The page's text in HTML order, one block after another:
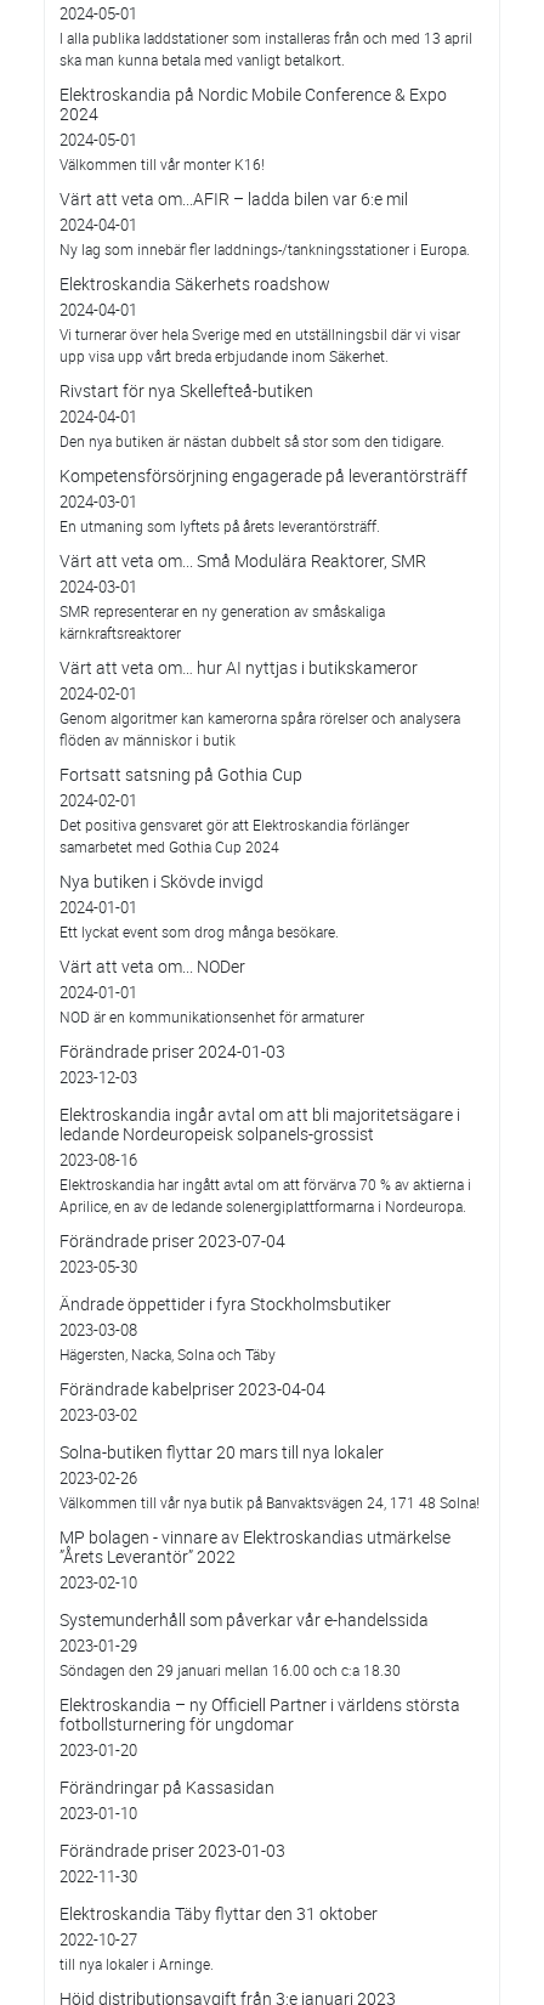
2024-05-01
I alla publika laddstationer som installeras från och med 13 april
ska man kunna betala med vanligt betalkort.
Elektroskandia på Nordic Mobile Conference & Expo
2024
2024-05-01
Välkommen till vår monter K16!
Värt att veta om...AFIR – ladda bilen var 6:e mil
2024-04-01
Ny lag som innebär fler laddnings-/tankningsstationer i Europa.
Elektroskandia Säkerhets roadshow
2024-04-01
Vi turnerar över hela Sverige med en utställningsbil där vi visar
upp visa upp vårt breda erbjudande inom Säkerhet.
Rivstart för nya Skellefteå-butiken
2024-04-01
Den nya butiken är nästan dubbelt så stor som den tidigare.
Kompetensförsörjning engagerade på leverantörsträff
2024-03-01
En utmaning som lyftets på årets leverantörsträff.
Värt att veta om... Små Modulära Reaktorer, SMR
2024-03-01
SMR representerar en ny generation av småskaliga
kärnkraftsreaktorer
Värt att veta om… hur AI nyttjas i butikskameror
2024-02-01
Genom algoritmer kan kamerorna spåra rörelser och analysera
flöden av människor i butik
Fortsatt satsning på Gothia Cup
2024-02-01
Det positiva gensvaret gör att Elektroskandia förlänger
samarbetet med Gothia Cup 2024
Nya butiken i Skövde invigd
2024-01-01
Ett lyckat event som drog många besökare.
Värt att veta om... NODer
2024-01-01
NOD är en kommunikationsenhet för armaturer
Förändrade priser 2024-01-03
2023-12-03
Elektroskandia ingår avtal om att bli majoritetsägare i
ledande Nordeuropeisk solpanels-grossist
2023-08-16
Elektroskandia har ingått avtal om att förvärva 70 % av aktierna i
Aprilice, en av de ledande solenergiplattformarna i Nordeuropa.
Förändrade priser 2023-07-04
2023-05-30
Ändrade öppettider i fyra Stockholmsbutiker
2023-03-08
Hägersten, Nacka, Solna och Täby
Förändrade kabelpriser 2023-04-04
2023-03-02
Solna-butiken flyttar 20 mars till nya lokaler
2023-02-26
Välkommen till vår nya butik på Banvaktsvägen 24, 171 48 Solna!
MP bolagen - vinnare av Elektroskandias utmärkelse
”Årets Leverantör” 2022
2023-02-10
Systemunderhåll som påverkar vår e-handelssida
2023-01-29
Söndagen den 29 januari mellan 16.00 och c:a 18.30
Elektroskandia – ny Officiell Partner i världens största
fotbollsturnering för ungdomar
2023-01-20
Förändringar på Kassasidan
2023-01-10
Förändrade priser 2023-01-03
2022-11-30
Elektroskandia Täby flyttar den 31 oktober
2022-10-27
till nya lokaler i Arninge.
Höjd distributionsavgift från 3:e januari 2023